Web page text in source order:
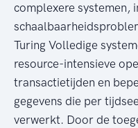
complexere systemen,
Turing Volledige
resource-intensieve
transactietijden en
gegevens die per
verwerkt. Door de